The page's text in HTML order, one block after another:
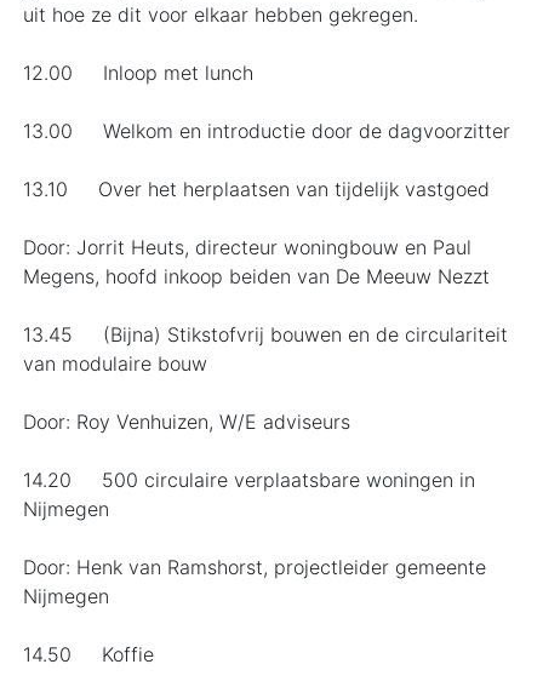
uit hoe ze dit voor elkaar hebben gekregen.
12.00 Inloop met lunch
13.00 Welkom en introductie door de dagvoorzitter
13.10 Over het herplaatsen van tijdelijk vastgoed
Door: Jorrit Heuts, directeur woningbouw en Paul
Megens, hoofd inkoop beiden van De Meeuw Nezzt
13.45 (Bijna) Stikstofvrij bouwen en de circulariteit
van modulaire bouw
Door: Roy Venhuizen, W/E adviseurs
14.20 500 circulaire verplaatsbare woningen in
Nijmegen
Door: Henk van Ramshorst, projectleider gemeente
Nijmegen
14.50 Koffie